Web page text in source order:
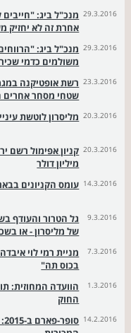
29.3.2016 מנכ"ל ביג:
אחרת זה לא יחזיק
29.3.2016 מנכ"ל ביג:
משולמים כדמי
23.3.2016 רשת אופטיקנה
שטחי מסחר אחרים
20.3.2016 מליסרון לוטשת
20.3.2016
מיליון דולר
14.3.2016 עומס הקניונים
9.3.2016
גל הטרור והעודף
של מליסרון - או
7.3.2016
בכוס תה"
1.3.2016
הוועדה המחוזית:
החוק
14.2.2016